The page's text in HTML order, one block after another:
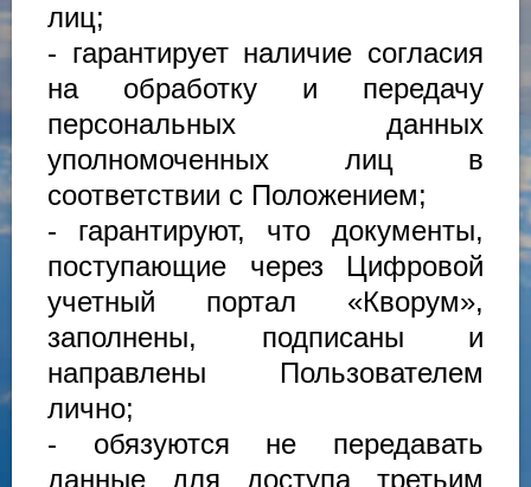
лиц;
- гарантирует наличие согласия
на обработку и передачу
персональных данных
уполномоченных лиц в
соответствии с Положением;
- гарантируют, что документы,
поступающие через Цифровой
учетный портал «Кворум»,
заполнены, подписаны и
направлены Пользователем
лично;
- обязуются не передавать
данные для доступа третьим